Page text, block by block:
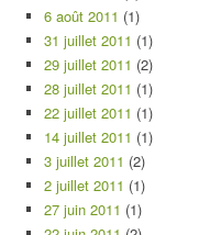
6 août 2011 (1)
31 juillet 2011 (1)
29 juillet 2011 (2)
28 juillet 2011 (1)
22 juillet 2011 (1)
14 juillet 2011 (1)
3 juillet 2011 (2)
2 juillet 2011 (1)
27 juin 2011 (1)